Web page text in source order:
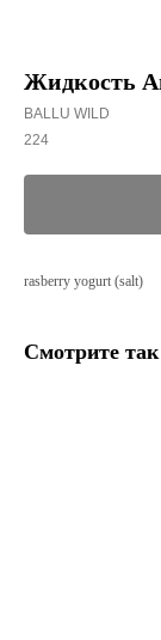
Жидкость
BALLU WILD
224
rasberry yogurt (salt)
Смотрите